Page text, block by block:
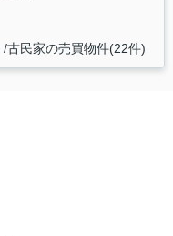
古民家の売買物件(22件)